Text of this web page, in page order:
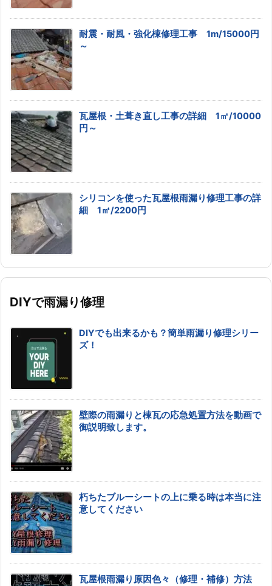
耐震・耐風・強化棟修理工事 1m/15000円
～
瓦屋根・土葺き直し工事の詳細 1㎡/10000
円～
シリコンを使った瓦屋根雨漏り修理工事の詳
細 1㎡/2200円
DIYで雨漏り修理
DIYでも出来るかも？簡単雨漏り修理シリー
ズ！
壁際の雨漏りと棟瓦の応急処置方法を動画で
御説明致します。
朽ちたブルーシートの上に乗る時は本当に注
意してください
瓦屋根雨漏り原因色々（修理・補修）方法